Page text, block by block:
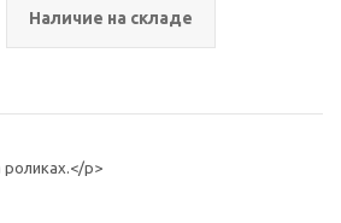
Наличие на складе
роликах.</p>